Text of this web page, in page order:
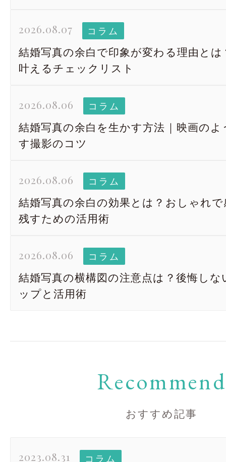
2026.08.07 コラム
結婚写真の余白で印象が変わる理由とは
叶えるチェックリスト
2026.08.06 コラム
結婚写真の余白を生かす方法｜映画の
す撮影のコツ
2026.08.06 コラム
結婚写真の余白の効果とは？おしゃれで
残すための活用術
2026.08.06 コラム
結婚写真の横構図の注意点は？後悔し
ップと活用術
Recommend
おすすめ記事
2023.08.31 コラム